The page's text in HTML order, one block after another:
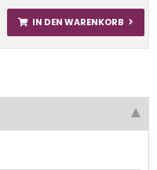
IN DEN WARENKORB